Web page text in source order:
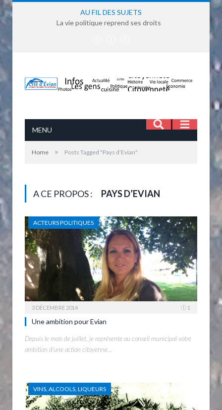
AU FIL DES SUJETS
La vie politique reprend ses droits
MENU
Home » Posts Tagged "Pays d’Evian"
A CE PROPOS : PAYS D’EVIAN
ACTEURS POLITIQUES
3 DÉCEMBRE 2014 1
Une ambition pour Evian
Depuis le mois de juillet, je représente au conseil municipal votre
ambition d’une action citoyenne…
VINS, ALCOOLS, LIQUEURS